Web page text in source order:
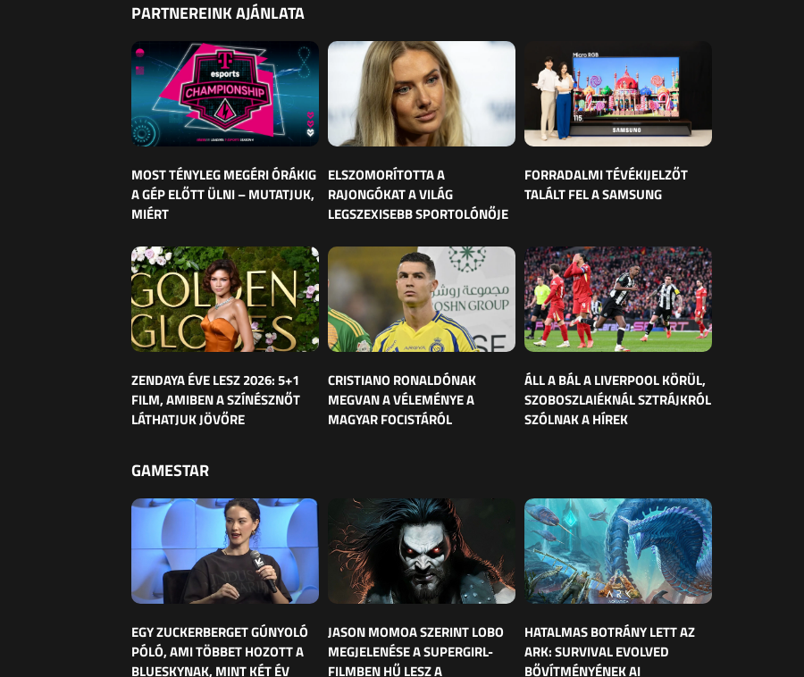
PARTNEREINK AJÁNLATA
MOST TÉNYLEG MEGÉRI ÓRÁKIG
A GÉP ELŐTT ÜLNI – MUTATJUK,
MIÉRT
ELSZOMORÍTOTTA A
RAJONGÓKAT A VILÁG
LEGSZEXISEBB SPORTOLÓNŐJE
FORRADALMI TÉVÉKIJELZŐT
TALÁLT FEL A SAMSUNG
ZENDAYA ÉVE LESZ 2026: 5+1
FILM, AMIBEN A SZÍNÉSZNŐT
LÁTHATJUK JÖVŐRE
CRISTIANO RONALDÓNAK
MEGVAN A VÉLEMÉNYE A
MAGYAR FOCISTÁRÓL
ÁLL A BÁL A LIVERPOOL KÖRÜL,
SZOBOSZLAIÉKNÁL SZTRÁJKRÓL
SZÓLNAK A HÍREK
GAMESTAR
EGY ZUCKERBERGET GÚNYOLÓ
PÓLÓ, AMI TÖBBET HOZOTT A
BLUESKYNAK, MINT KÉT ÉV
JASON MOMOA SZERINT LOBO
MEGJELENÉSE A SUPERGIRL-
FILMBEN HŰ LESZ A
HATALMAS BOTRÁNY LETT AZ
ARK: SURVIVAL EVOLVED
BŐVÍTMÉNYÉNEK AI